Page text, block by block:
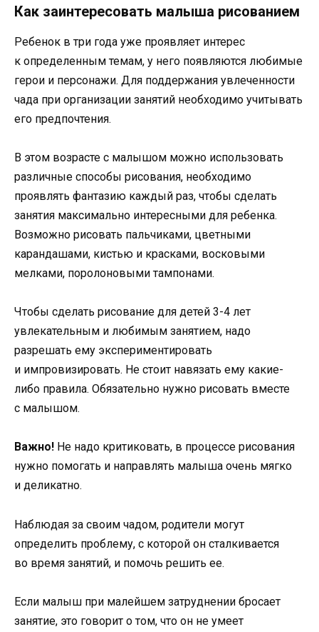
Как заинтересовать малыша рисованием
Ребенок в три года уже проявляет интерес
к определенным темам, у него появляются любимые
герои и персонажи. Для поддержания увлеченности
чада при организации занятий необходимо учитывать
его предпочтения.
В этом возрасте с малышом можно использовать
различные способы рисования, необходимо
проявлять фантазию каждый раз, чтобы сделать
занятия максимально интересными для ребенка.
Возможно рисовать пальчиками, цветными
карандашами, кистью и красками, восковыми
мелками, поролоновыми тампонами.
Чтобы сделать рисование для детей 3-4 лет
увлекательным и любимым занятием, надо
разрешать ему экспериментировать
и импровизировать. Не стоит навязать ему какие-
либо правила. Обязательно нужно рисовать вместе
с малышом.
Важно! Не надо критиковать, в процессе рисования
нужно помогать и направлять малыша очень мягко
и деликатно.
Наблюдая за своим чадом, родители могут
определить проблему, с которой он сталкивается
во время занятий, и помочь решить ее.
Если малыш при малейшем затруднении бросает
занятие, это говорит о том, что он не умеет